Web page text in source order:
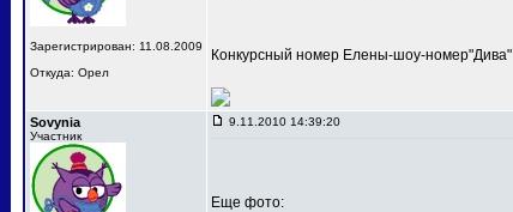
Зарегистрирован: 11.08.2009
Откуда: Орел
Конкурсный номер Елены-шоу-номер"Дива"
Sovynia
Участник
9.11.2010 14:39:20
Еще фото: